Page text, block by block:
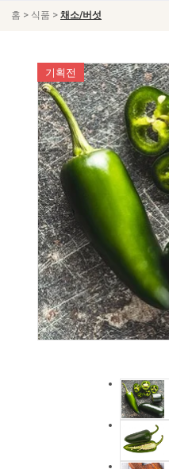
홈 > 식품 > 채소/버섯
기획전